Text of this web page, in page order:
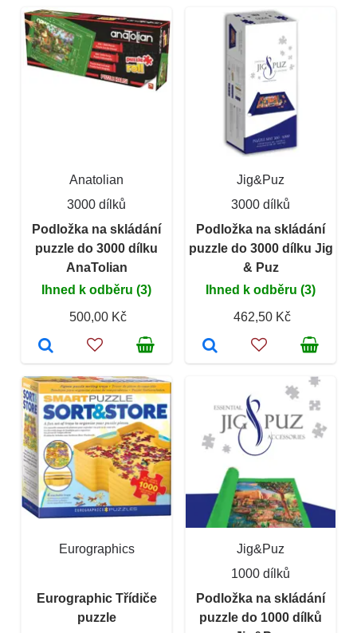
Anatolian
3000 dílků
Podložka na skládání
puzzle do 3000 dílku
AnaTolian
Ihned k odběru (3)
500,00 Kč
Jig&Puz
3000 dílků
Podložka na skládání
puzzle do 3000 dílku Jig
& Puz
Ihned k odběru (3)
462,50 Kč
Eurographics
Eurographic Třídiče
puzzle
Jig&Puz
1000 dílků
Podložka na skládání
puzzle do 1000 dílků